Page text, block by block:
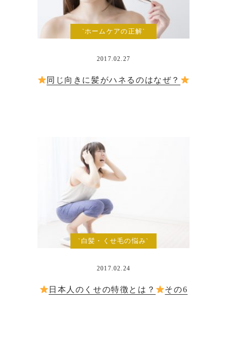
`ホームケアの正解`
2017.02.27
同じ向きに髪がハネるのはなぜ？
`白髪・くせ毛の悩み`
2017.02.24
日本人のくせの特徴とは？ その6